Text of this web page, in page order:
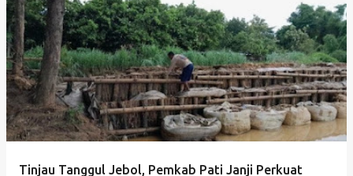
Tinjau Tanggul Jebol, Pemkab Pati Janji Perkuat